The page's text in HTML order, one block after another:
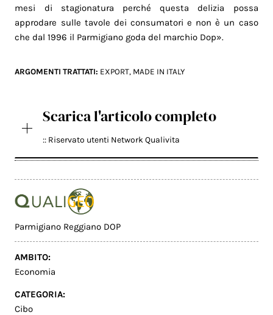
mesi di stagionatura perché questa delizia possa
approdare sulle tavole dei consumatori e non è un caso
che dal 1996 il Parmigiano goda del marchio Dop».
ARGOMENTI TRATTATI: EXPORT, MADE IN ITALY
Scarica l'articolo completo
:: Riservato utenti Network Qualivita
Parmigiano Reggiano DOP
AMBITO:
Economia
CATEGORIA:
Cibo